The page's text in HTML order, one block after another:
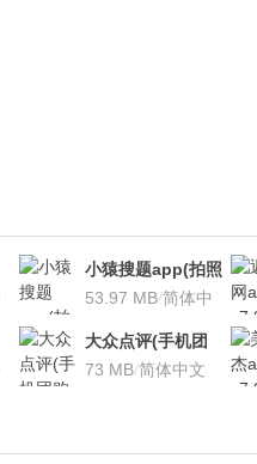
小猿搜题app(拍照
搜题利器)V9.7.2安
53.97 MB/简体中
大众点评(手机团
购软件)V10.18.4
73 MB/简体中文